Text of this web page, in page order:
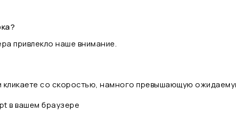
привлекло наше внимание.
кликаете со скоростью, намного превышающую
в вашем браузере